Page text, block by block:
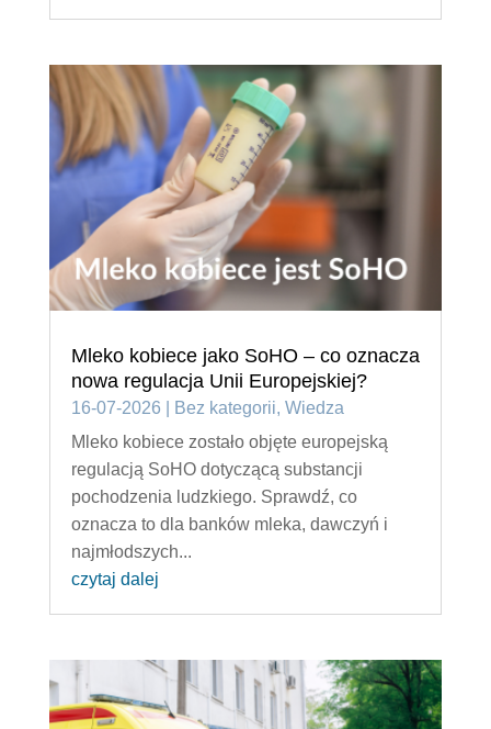
Mleko kobiece jako SoHO – co oznacza
nowa regulacja Unii Europejskiej?
16-07-2026 Bez kategorii, Wiedza
Mleko kobiece zostało objęte europejską
regulacją SoHO dotyczącą substancji
pochodzenia ludzkiego. Sprawdź, co
oznacza to dla banków mleka, dawczyń i
najmłodszych...
czytaj dalej